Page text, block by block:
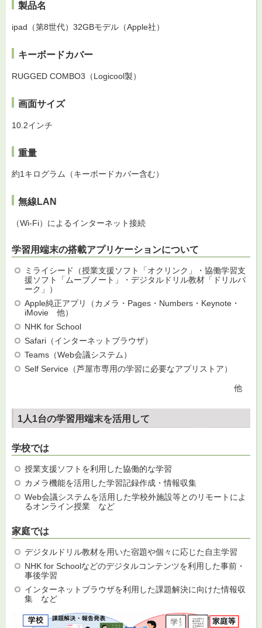
製品名
ipad（第8世代）32GBモデル（Apple社）
キーボードカバー
RUGGED COMBO3（Logicool製）
画面サイズ
10.2インチ
重量
約1キログラム（キーボードカバー含む）
無線LAN
（Wi-Fi）によるインターネット接続
学習用端末の搭載アプリケーションについて
ミライシード（授業支援ソフト「オクリンク」・協働学習支
援ソフト「ムーブノート」・デジタルドリル教材「ドリルパ
ーク」）
Apple純正アプリ（カメラ・Pages・Numbers・Keynote・
iMovie 他）
NHK for School
Safari（インターネットブラウザ）
Teams（Web会議システム）
Self Service（芦屋市専用の学習に必要なアプリストア）
他
1人1台の学習用端末を活用して
学校では
授業支援ソフトを利用した協働的な学習
カメラ機能を活用した学習記録作成・情報収集
Web会議システムを活用した学校外施設等とのリモートによ
るオンライン授業 など
家庭では
デジタルドリル教材を用いた宿題や個々に応じた自主学習
NHK for Schoolなどのデジタルコンテンツを利用した事前・
事後学習
インターネットブラウザを利用した課題解決に向けた情報収
集 など